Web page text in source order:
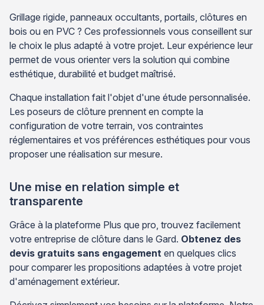
Grillage rigide, panneaux occultants, portails, clôtures en
bois ou en PVC ? Ces professionnels vous conseillent sur
le choix le plus adapté à votre projet. Leur expérience leur
permet de vous orienter vers la solution qui combine
esthétique, durabilité et budget maîtrisé.
Chaque installation fait l'objet d'une étude personnalisée.
Les poseurs de clôture prennent en compte la
configuration de votre terrain, vos contraintes
réglementaires et vos préférences esthétiques pour vous
proposer une réalisation sur mesure.
Une mise en relation simple et
transparente
Grâce à la plateforme Plus que pro, trouvez facilement
votre entreprise de clôture dans le Gard. Obtenez des
devis gratuits sans engagement en quelques clics
pour comparer les propositions adaptées à votre projet
d'aménagement extérieur.